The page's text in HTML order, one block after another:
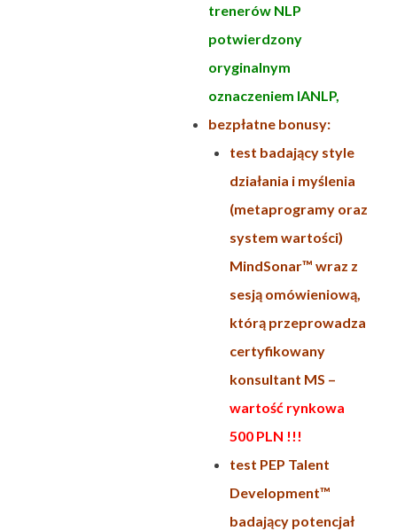
trenerów NLP
potwierdzony
oryginalnym
oznaczeniem IANLP,
bezpłatne bonusy:
test badający style
działania i myślenia
(metaprogramy oraz
system wartości)
MindSonar™ wraz z
sesją omówieniową,
którą przeprowadza
certyfikowany
konsultant MS –
wartość rynkowa
500 PLN !!!
test PEP Talent
Development™
badający potencjał